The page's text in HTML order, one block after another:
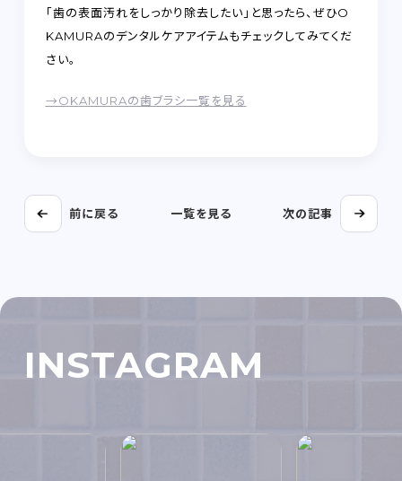
「歯の表面汚れをしっかり除去したい」と思ったら、ぜひO
KAMURAのデンタルケアアイテムもチェックしてみてくだ
さい。
→OKAMURAの歯ブラシ一覧を見る
前に戻る 一覧を見る 次の記事
INSTAGRAM